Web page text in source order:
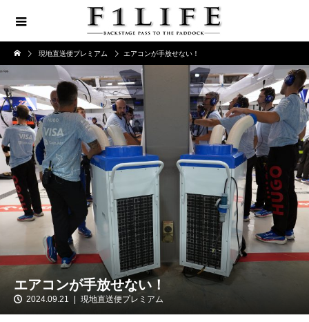
現地直送便プレミアム エアコンが手放せない！
エアコンが手放せない！
2024.09.21 現地直送便プレミアム